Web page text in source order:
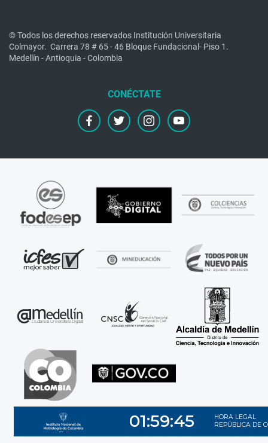
© Todos los derechos reservados Institución Universitaria
Colmayor. Carrera 78 # 65 - 46 Bloque Fundacional- Piso 1.
Medellín - Antioquia - Colombia
facebooktwitter instagramyoutube